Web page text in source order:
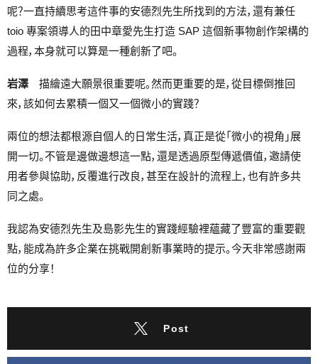
呢？一直持續思考這件事的安德烈先生所找到的方法，還有兼任
toio 專案領導人的田中章愛先生打造 SAP 這個新事物創作架構的
過程，本身就可以算是一種創新了吧。
岩澤 描繪遠大願景很重要呢。然而更重要的是，從目標倒推回
來，該如何去累積一個又一個微小的實踐？
兩位的想法都根源自個人的日常生活，真正是從「微小的視角」展
開一切。不管是邊做邊想這一點，還是透過原型傳遞價值，邀請使
用者參與協助，反覆進行改良，甚至在設計的流程上，也有許多共
同之處。
我認為安德烈先生及島影先生的實踐經驗裡蘊藏了豐富的重要觀
點，能成為許多企業在挑戰開創新事業時的提示。今天非常感謝兩
位的分享！
Post